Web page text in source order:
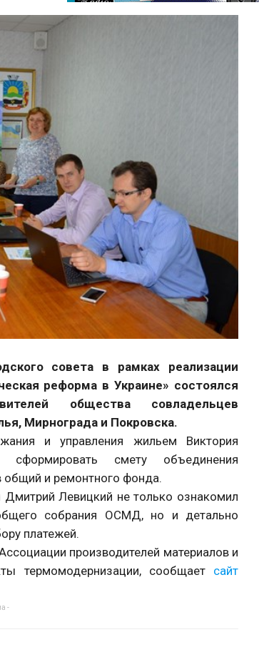
совета в рамках реализации
реформа в Украине» состоялся
общества совладельцев
Мирнограда и Покровска.
и управления жильем Виктория
сформировать смету объединения
общий и ремонтного фонда.
Левицкий не только ознакомил
собрания ОСМД, но и детально
платежей.
производителей материалов и
термомодернизации, сообщает сайт
-